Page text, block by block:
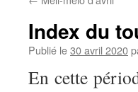
Index du
Publié le30 avril 2020
En cette